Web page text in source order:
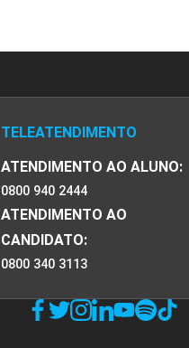
TELEATENDIMENTO
ATENDIMENTO AO ALUNO:
0800 940 2444
ATENDIMENTO AO
CANDIDATO:
0800 340 3113